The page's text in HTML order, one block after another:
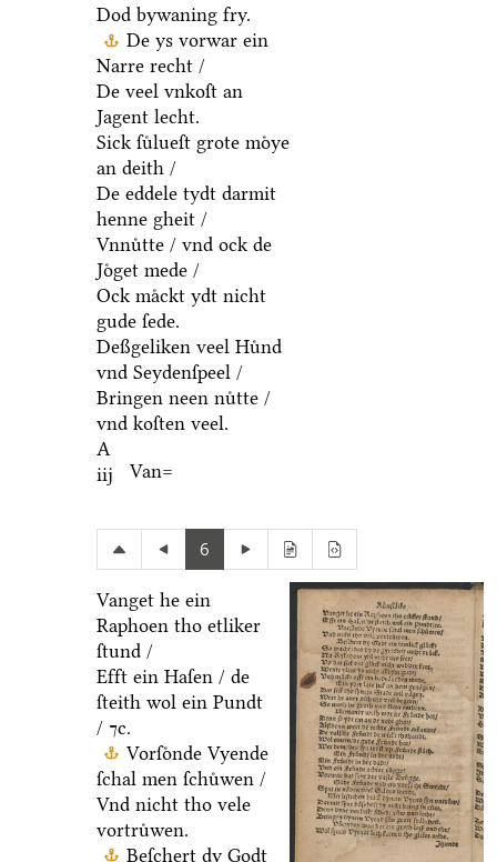
Dod bywaning fry.
De ys vorwar ein
Narre recht /
De veel vnkoſt an
Jagent lecht.
Sick ſuͤlueſt grote moͤye
an deith /
De eddele tydt darmit
henne gheit /
Vnnuͤtte / vnd ock de
Joͤget mede /
Ock maͤckt ydt nicht
gude ſede.
Deßgeliken veel Huͤnd
vnd Seydenſpeel /
Bringen neen nuͤtte /
vnd koſten veel.
A
iij
Van=
6
Vanget he ein
Raphoen tho etliker
ſtund /
Efft ein Haſen / de
ſteith wol ein Pundt
/ ⁊c.
Vorſoͤnde Vyende
ſchal men ſchuͤwen /
Vnd nicht tho vele
vortruͤwen.
Beſchert dy Godt